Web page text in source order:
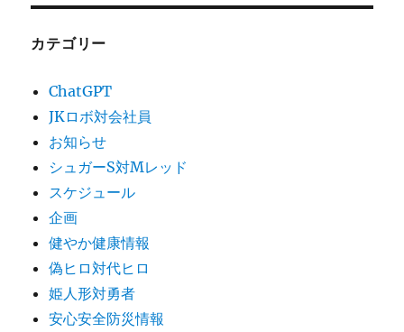
カテゴリー
ChatGPT
JKロボ対会社員
お知らせ
シュガーS対Mレッド
スケジュール
企画
健やか健康情報
偽ヒロ対代ヒロ
姫人形対勇者
安心安全防災情報